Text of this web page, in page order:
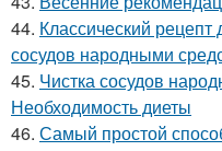
44. Классический рецепт
сосудов народными
45. Чистка сосудов
Необходимость диеты
46. Самый простой